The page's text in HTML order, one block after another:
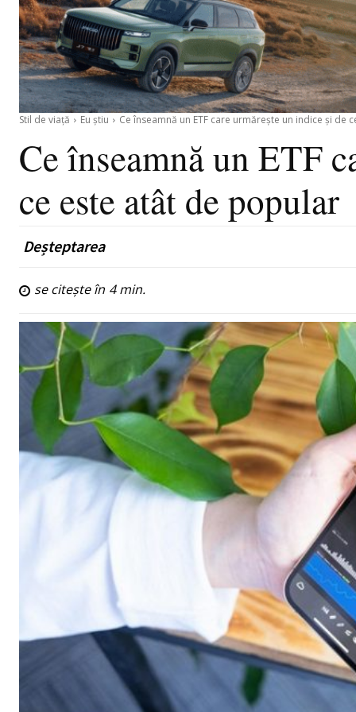
Stil de viață Eu știu Ce înseamnă un ETF care urmărește un indice și de
Ce înseamnă un ETF
ce este atât de popular
Deșteptarea
se citește în 4min.